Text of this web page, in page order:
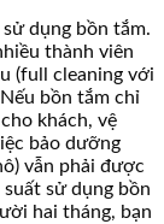
dụng bồn tắm.
thành viên
(full cleaning với
bồn tắm chỉ
khách, vệ
bảo dưỡng
vẫn phải được
sử dụng bồn
hai tháng, bạn